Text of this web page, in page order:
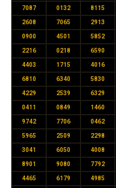
7087 0132 8115
2608 7065 2913
0900 4501 5852
2216 0218 6590
4403 1715 4016
6810 6340 5830
4229 2539 6329
0411 0849 1460
9742 7706 0462
5965 2509 2298
3041 6050 4008
8901 9080 7792
4465 6179 4985